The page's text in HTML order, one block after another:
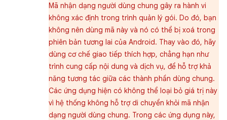
Mã nhận dạng người dùng chung gây ra hành vi
không xác định trong trình quản lý gói. Do đó, bạn
không nên dùng mã này và nó có thể bị xoá trong
phiên bản tương lai của Android. Thay vào đó, hãy
dùng cơ chế giao tiếp thích hợp, chẳng hạn như
trình cung cấp nội dung và dịch vụ, để hỗ trợ khả
năng tương tác giữa các thành phần dùng chung.
Các ứng dụng hiện có không thể loại bỏ giá trị này
vì hệ thống không hỗ trợ di chuyển khỏi mã nhận
dạng người dùng chung. Trong các ứng dụng này,